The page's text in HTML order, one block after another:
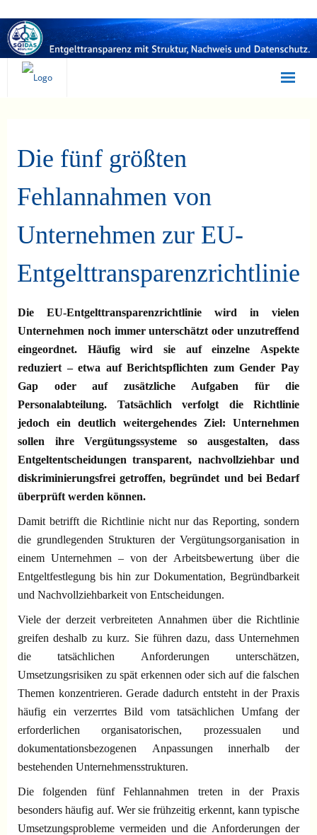
Umsetzung
SQIDAS
EQUAL PAY
DS-GVO
Die fünf größten
Fehlannahmen von
Unternehmen zur EU-
Entgelttransparenzrichtlinie
Die EU-Entgelttransparenzrichtlinie wird in vielen
Unternehmen noch immer unterschätzt oder unzutreffend
eingeordnet. Häufig wird sie auf einzelne Aspekte
reduziert – etwa auf Berichtspflichten zum Gender Pay
Gap oder auf zusätzliche Aufgaben für die
Personalabteilung. Tatsächlich verfolgt die Richtlinie
jedoch ein deutlich weitergehendes Ziel: Unternehmen
sollen ihre Vergütungssysteme so ausgestalten, dass
Entgeltentscheidungen transparent, nachvollziehbar und
diskriminierungsfrei getroffen, begründet und bei Bedarf
überprüft werden können.
Damit betrifft die Richtlinie nicht nur das Reporting, sondern
die grundlegenden Strukturen der Vergütungsorganisation in
einem Unternehmen – von der Arbeitsbewertung über die
Entgeltfestlegung bis hin zur Dokumentation, Begründbarkeit
und Nachvollziehbarkeit von Entscheidungen.
Viele der derzeit verbreiteten Annahmen über die Richtlinie
greifen deshalb zu kurz. Sie führen dazu, dass Unternehmen
die tatsächlichen Anforderungen unterschätzen,
Umsetzungsrisiken zu spät erkennen oder sich auf die falschen
Themen konzentrieren. Gerade dadurch entsteht in der Praxis
häufig ein verzerrtes Bild vom tatsächlichen Umfang der
erforderlichen organisatorischen, prozessualen und
dokumentationsbezogenen Anpassungen innerhalb der
bestehenden Unternehmensstrukturen.
Die folgenden fünf Fehlannahmen treten in der Praxis
besonders häufig auf. Wer sie frühzeitig erkennt, kann typische
Umsetzungsprobleme vermeiden und die Anforderungen der